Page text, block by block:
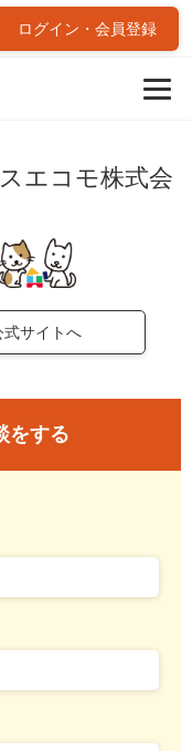
ログイン・会員登録
エコモ株式会
式サイトへ
をする